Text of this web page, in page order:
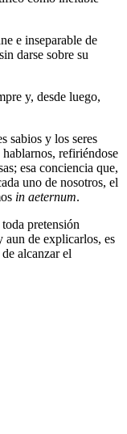
e inseparable de
darse sobre su
y, desde luego,
sabios y los seres
refiriéndose
esa conciencia que,
uno de nosotros, el
in aeternum.
pretensión
aun de explicarlos, es
alcanzar el